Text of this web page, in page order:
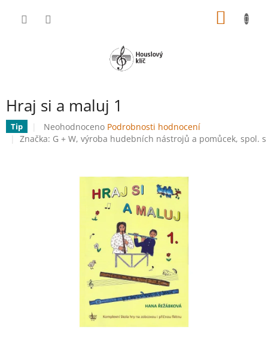
Hraj si a maluj 1
Tip
Průměrné
hodnocení
Neohodnoceno Podrobnosti hodnocení
Značka: G + W, výroba hudebních nástrojů a pomůcek, spol.